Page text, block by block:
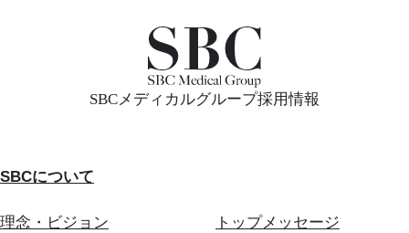
SBCメディカルグループ採用情報
SBCについて
理念・ビジョン
トップメッセージ